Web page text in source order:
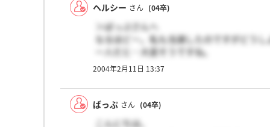
ヘルシー さん (04卒)
＞ばっぷさんへ
なるほどー。私も当選したのですがどう
一人だと…大変そうですね。
ちなみにネックレスはいいものでしたか？
2004年2月11日 13:37
ばっぷ さん (04卒)
こんにちは。